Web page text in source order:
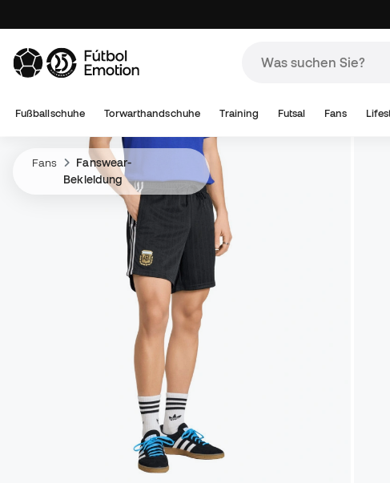
Fußballschuhe Torwarthandschuhe Training Futsal Fans
Fans
Fanswear-
Bekleidung